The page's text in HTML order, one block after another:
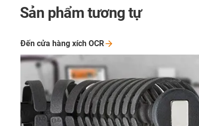
Sản phẩm tương tự
Đến cửa hàng xích OCR